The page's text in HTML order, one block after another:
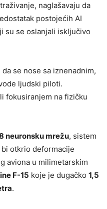
naglašavaju da
postojećih AI
su se oslanjali isključivo
se nose sa iznenadnim,
ljudski piloti.
fokusiranjem na fizičku
neuronsku mrežu, sistem
otkrio deformacije
aviona u milimetarskim
F-15 koje je dugačko 1,5
.